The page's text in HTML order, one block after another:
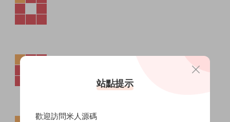
站點提示
歡迎訪問米人源碼